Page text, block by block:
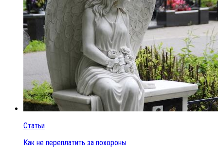
Статьи
Как не переплатить за похороны